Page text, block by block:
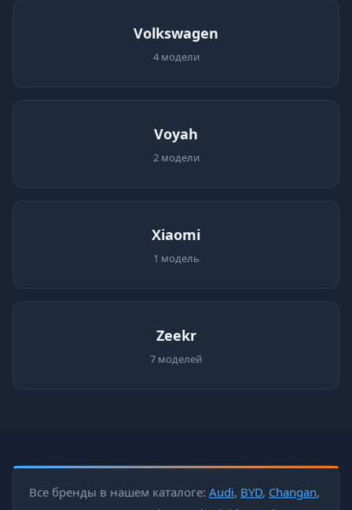
Volkswagen
4 модели
Voyah
2 модели
Xiaomi
1 модель
Zeekr
7 моделей
Все бренды в нашем каталоге: Audi, BYD, Changan,